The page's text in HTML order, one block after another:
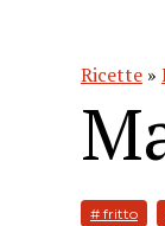
Ricette »
# fritto